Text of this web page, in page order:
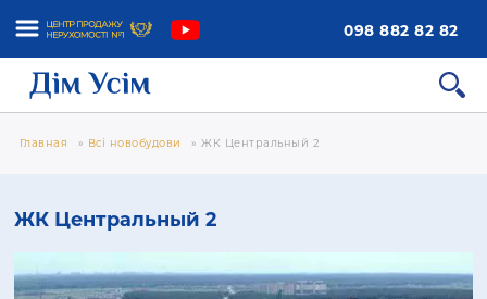
098 882 82 82
Главная » Всі новобудови » ЖК Центральный 2
ЖК Центральный 2